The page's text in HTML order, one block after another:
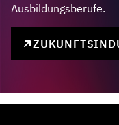
Ausbildungsberufe.